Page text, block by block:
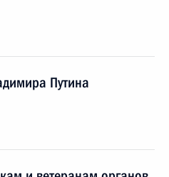
Путина